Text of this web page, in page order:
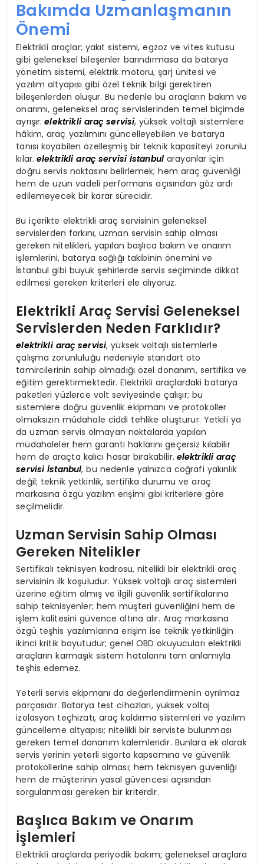
Bakımda Uzmanlaşmanın
Önemi
Elektrikli araçlar; yakıt sistemi, egzoz ve vites kutusu
gibi geleneksel bileşenler barındırmasa da batarya
yönetim sistemi, elektrik motoru, şarj ünitesi ve
yazılım altyapısı gibi özel teknik bilgi gerektiren
bileşenlerden oluşur. Bu nedenle bu araçların bakım ve
onarımı, geleneksel araç servislerinden temel biçimde
ayrışır. elektrikli araç servisi, yüksek voltajlı sistemlere
hâkim, araç yazılımını güncelleyebilen ve batarya
tanısı koyabilen özelleşmiş bir teknik kapasiteyi zorunlu
kılar. elektrikli araç servisi İstanbul arayanlar için
doğru servis noktasını belirlemek; hem araç güvenliği
hem de uzun vadeli performans açısından göz ardı
edilemeyecek bir karar sürecidir.
Bu içerikte elektrikli araç servisinin geleneksel
servislerden farkını, uzman servisin sahip olması
gereken nitelikleri, yapılan başlıca bakım ve onarım
işlemlerini, batarya sağlığı takibinin önemini ve
İstanbul gibi büyük şehirlerde servis seçiminde dikkat
edilmesi gereken kriterleri ele alıyoruz.
Elektrikli Araç Servisi Geleneksel
Servislerden Neden Farklıdır?
elektrikli araç servisi, yüksek voltajlı sistemlerle
çalışma zorunluluğu nedeniyle standart oto
tamircilerinin sahip olmadığı özel donanım, sertifika ve
eğitim gerektirmektedir. Elektrikli araçlardaki batarya
paketleri yüzlerce volt seviyesinde çalışır; bu
sistemlere doğru güvenlik ekipmanı ve protokoller
olmaksızın müdahale ciddi tehlike oluşturur. Yetkili ya
da uzman servis olmayan noktalarda yapılan
müdahaleler hem garanti haklarını geçersiz kılabilir
hem de araçta kalıcı hasar bırakabilir. elektrikli araç
servisi İstanbul, bu nedenle yalnızca coğrafi yakınlık
değil; teknik yetkinlik, sertifika durumu ve araç
markasına özgü yazılım erişimi gibi kriterlere göre
seçilmelidir.
Uzman Servisin Sahip Olması
Gereken Nitelikler
Sertifikalı teknisyen kadrosu, nitelikli bir elektrikli araç
servisinin ilk koşuludur. Yüksek voltajlı araç sistemleri
üzerine eğitim almış ve ilgili güvenlik sertifikalarına
sahip teknisyenler; hem müşteri güvenliğini hem de
işlem kalitesini güvence altına alır. Araç markasına
özgü teşhis yazılımlarına erişim ise teknik yetkinliğin
ikinci kritik boyutudur; genel OBD okuyucuları elektrikli
araçların karmaşık sistem hatalarını tam anlamıyla
teşhis edemez.
Yeterli servis ekipmanı da değerlendirmenin ayrılmaz
parçasıdır. Batarya test cihazları, yüksek voltaj
izolasyon teçhizatı, araç kaldırma sistemleri ve yazılım
güncelleme altyapısı; nitelikli bir serviste bulunması
gereken temel donanım kalemleridir. Bunlara ek olarak
servis yerinin yeterli sigorta kapsamına ve güvenlik
protokollerine sahip olması; hem teknisyen güvenliği
hem de müşterinin yasal güvencesi açısından
sorgulanması gereken bir kriterdir.
Başlıca Bakım ve Onarım
İşlemleri
Elektrikli araçlarda periyodik bakım; geleneksel araçlara